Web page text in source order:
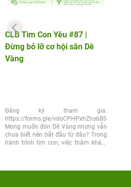
CLB Tìm Con Yêu #87 |
Đừng bỏ lỡ cơ hội săn Dê
Vàng
Đăng ký tham gia:
https://forms.gle/vdoCPHPxhZhs6B5q6
Mong muốn đón Dê Vàng nhưng vẫn
chưa biết nên bắt đầu từ đâu? Trong
hành trình tìm con, việc thăm khám